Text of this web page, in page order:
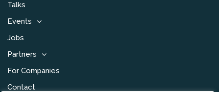
Talks
Events
Jobs
Partners
For Companies
Contact